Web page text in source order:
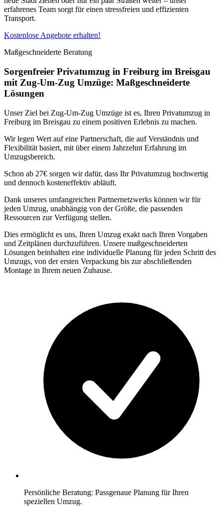
erfahrenes Team sorgt für einen stressfreien und effizienten
Transport.
Kostenlose Angebote erhalten!
Maßgeschneiderte Beratung
Sorgenfreier Privatumzug in Freiburg im Breisgau
mit Zug-Um-Zug Umzüge: Maßgeschneiderte
Lösungen
Unser Ziel bei Zug-Um-Zug Umzüge ist es, Ihren Privatumzug in
Freiburg im Breisgau zu einem positiven Erlebnis zu machen.
Wir legen Wert auf eine Partnerschaft, die auf Verständnis und
Flexibilität basiert, mit über einem Jahrzehnt Erfahrung im
Umzugsbereich.
Schon ab 27€ sorgen wir dafür, dass Ihr Privatumzug hochwertig
und dennoch kosteneffektiv abläuft.
Dank unseres umfangreichen Partnernetzwerks können wir für
jeden Umzug, unabhängig von der Größe, die passenden
Ressourcen zur Verfügung stellen.
Dies ermöglicht es uns, Ihren Umzug exakt nach Ihren Vorgaben
und Zeitplänen durchzuführen. Unsere maßgeschneiderten
Lösungen beinhalten eine individuelle Planung für jeden Schritt des
Umzugs, von der ersten Verpackung bis zur abschließenden
Montage in Ihrem neuen Zuhause.
Persönliche Beratung: Passgenaue Planung für Ihren
speziellen Umzug.